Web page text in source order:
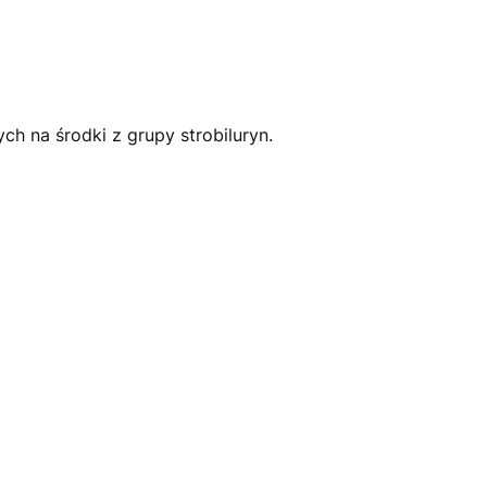
na środki z grupy strobiluryn.